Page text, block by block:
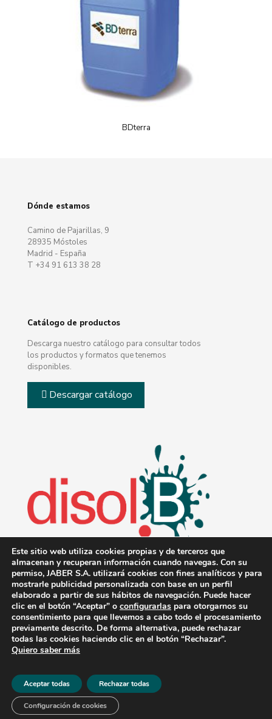
BDterra
Dónde estamos
Camino de Pajarillas, 9
28935 Móstoles
Madrid - España
T +34 91 613 38 28
Catálogo de productos
Descarga nuestro catálogo para consultar todos
los productos y formatos que tenemos
disponibles.
Descargar catálogo
© 2022 DisolB. Todos los derechos reservados.Aviso
Legal-Política de cookies
Este sitio web utiliza cookies propias y de terceros que
almacenan y recuperan información cuando navegas. Con su
permiso, JABER S.A. utilizará cookies con fines analíticos y para
mostrarle publicidad personalizada con base en un perfil
elaborado a partir de sus hábitos de navegación. Puede hacer
clic en el botón “Aceptar” o configurarlas para otorgarnos su
consentimiento para que llevemos a cabo todo el procesamiento
previamente descrito. De forma alternativa, puede rechazar
todas las cookies haciendo clic en el botón “Rechazar”.
Quiero saber más
Aceptar todas Rechazar todas
Configuración de cookies